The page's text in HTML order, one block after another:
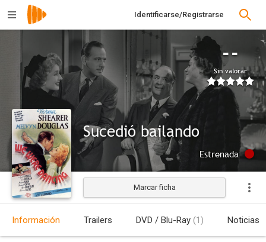
Identificarse/Registrarse
--
Sin valorar
Sucedió bailando
Estrenada
Marcar ficha
Información Trailers DVD / Blu-Ray (1) Noticias